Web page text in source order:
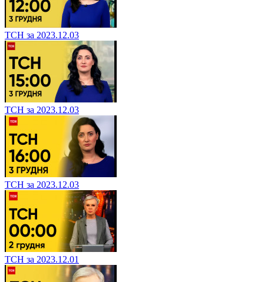
ТСН за 2023.12.03
ТСН за 2023.12.03
ТСН за 2023.12.03
ТСН за 2023.12.01